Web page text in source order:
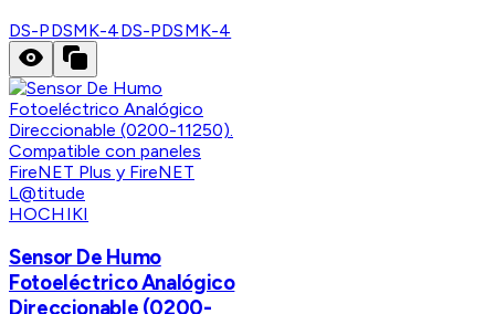
DS-PDSMK-4DS-PDSMK-4
HOCHIKI
Sensor De Humo
Fotoeléctrico Analógico
Direccionable (0200-